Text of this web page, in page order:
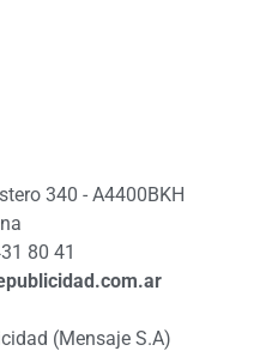
340 - A4400BKH
80 41
(Mensaje S.A)